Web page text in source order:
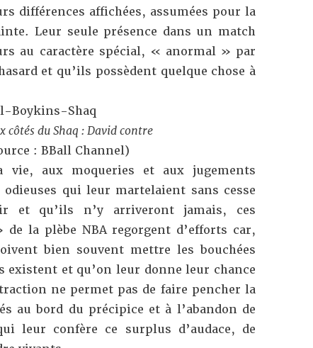
différences affichées, assumées pour la
Leur seule présence dans un match
au caractère spécial, « anormal » par
et qu’ils possèdent quelque chose à
côtés du Shaq : David contre
: BBall Channel)
vie, aux moqueries et aux jugements
odieuses qui leur martelaient sans cesse
et qu’ils n’y arriveront jamais, ces
la plèbe NBA regorgent d’efforts car,
bien souvent mettre les bouchées
existent et qu’on leur donne leur chance
ne permet pas de faire pencher la
au bord du précipice et à l’abandon de
leur confère ce surplus d’audace, de